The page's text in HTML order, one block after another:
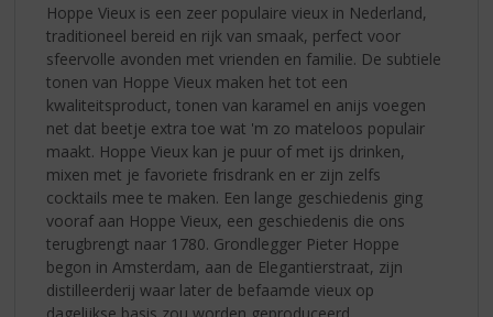
Hoppe Vieux is een zeer populaire vieux in Nederland,
traditioneel bereid en rijk van smaak, perfect voor
sfeervolle avonden met vrienden en familie. De subtiele
tonen van Hoppe Vieux maken het tot een
kwaliteitsproduct, tonen van karamel en anijs voegen
net dat beetje extra toe wat 'm zo mateloos populair
maakt. Hoppe Vieux kan je puur of met ijs drinken,
mixen met je favoriete frisdrank en er zijn zelfs
cocktails mee te maken. Een lange geschiedenis ging
vooraf aan Hoppe Vieux, een geschiedenis die ons
terugbrengt naar 1780. Grondlegger Pieter Hoppe
begon in Amsterdam, aan de Elegantierstraat, zijn
distilleerderij waar later de befaamde vieux op
dagelijkse basis zou worden geproduceerd.